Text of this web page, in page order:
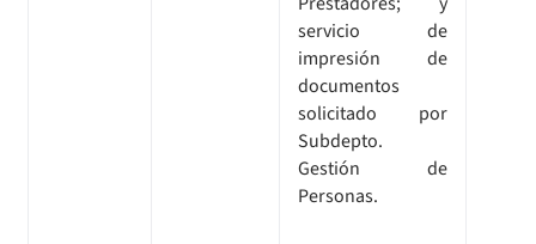
servicio de
impresión de
documentos
solicitado por
Subdepto.
Gestión de
Personas.